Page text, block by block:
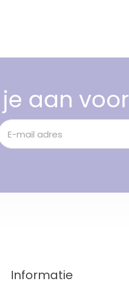
aan
Informatie